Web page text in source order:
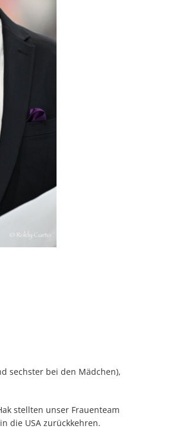
sechster bei den Mädchen),
stellten unser Frauenteam
die USA zurückkehren.